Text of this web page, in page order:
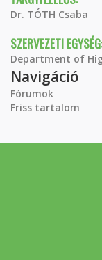
Dr. TÓTH Csaba
SZERVEZETI
Department of
Navigáció
Fórumok
Friss tartalom